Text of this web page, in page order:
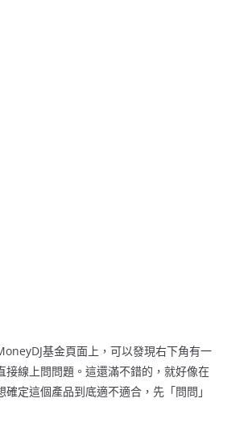
基金頁面上，可以發現右下角有一
接線上問問題。這還滿不錯的，就好像在
定這個產品到底適不適合，先「問問」